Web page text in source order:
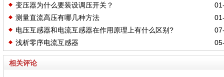
变压器为什么要装设调压开关？
测量直流高压有哪几种方法
电压互感器和电流互感器在作用原理上有什么区别?
浅析零序电流互感器
相关评论